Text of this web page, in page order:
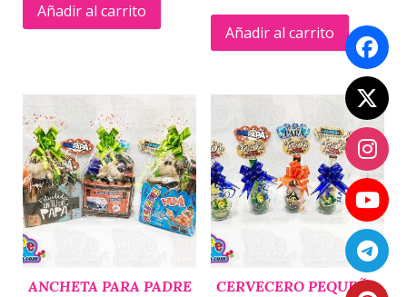
Añadir al carrito
Añadir al carrito
ANCHETA PARA PADRE
CERVECERO PEQUEÑO